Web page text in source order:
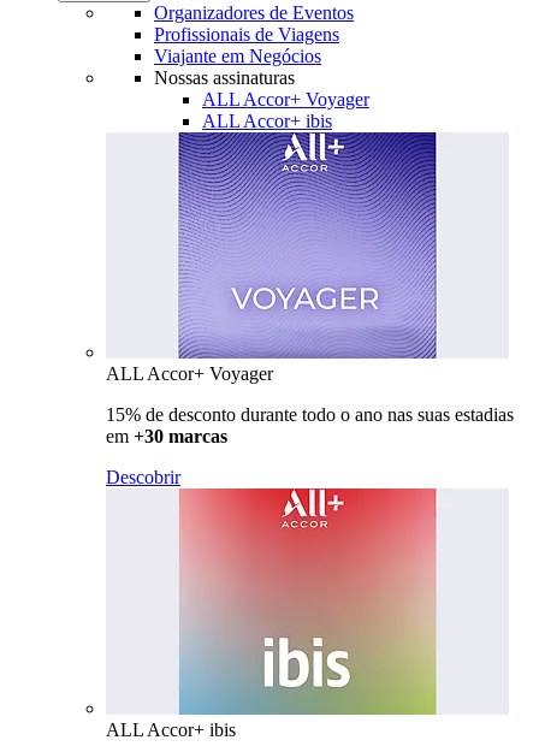
Organizadores de Eventos
Profissionais de Viagens
Viajante em Negócios
Nossas assinaturas
ALL Accor+ Voyager
ALL Accor+ ibis
ALL Accor+ Voyager
15% de desconto durante todo o ano nas suas estadias
em +30 marcas
Descobrir
ALL Accor+ ibis